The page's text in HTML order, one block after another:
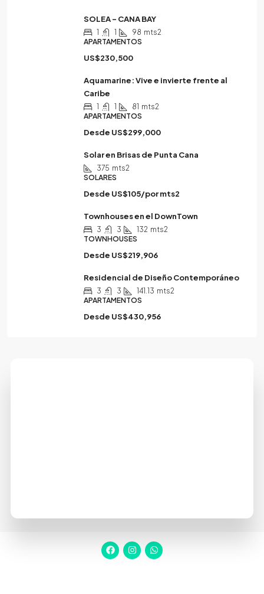
SOLEA – CANA BAY
1 1 98 mts2
APARTAMENTOS
US$230,500
Aquamarine: Vive e invierte frente al
Caribe
1 1 81 mts2
APARTAMENTOS
Desde US$299,000
Solar en Brisas de Punta Cana
375 mts2
SOLARES
Desde US$105/por mts2
Townhouses en el DownTown
3 3 132 mts2
TOWNHOUSES
Desde US$219,906
Residencial de Diseño Contemporáneo
3 3 141.13 mts2
APARTAMENTOS
Desde US$430,956